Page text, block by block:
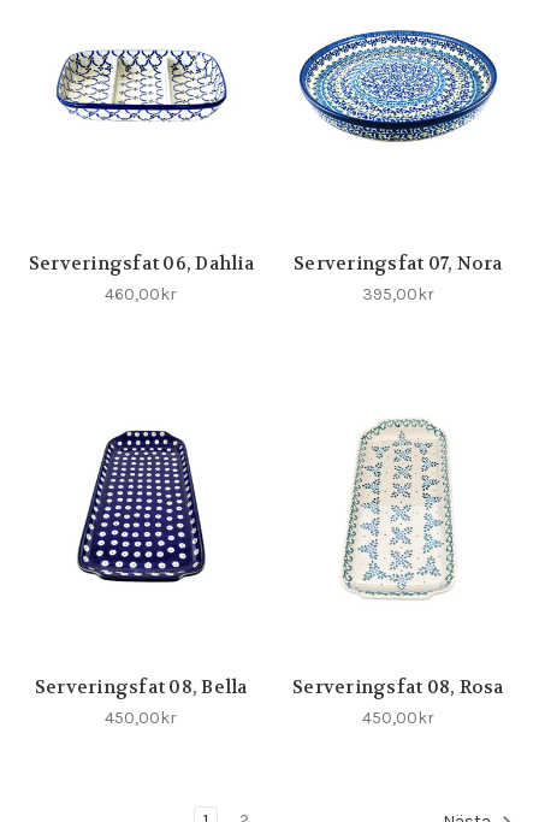
Serveringsfat 06, Dahlia
460,00kr
Serveringsfat 07, Nora
395,00kr
Serveringsfat 08, Bella
450,00kr
Serveringsfat 08, Rosa
450,00kr